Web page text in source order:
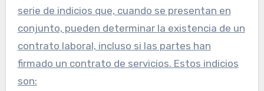
serie de indicios que, cuando se presentan en
conjunto, pueden determinar la existencia de un
contrato laboral, incluso si las partes han
firmado un contrato de servicios. Estos indicios
son: